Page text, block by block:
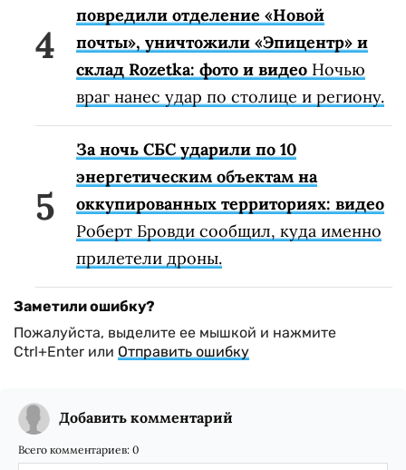
повредили отделение «Новой
почты», уничтожили «Эпицентр» и
склад Rozetka: фото и видео Ночью
враг нанес удар по столице и региону.
За ночь СБС ударили по 10
энергетическим объектам на
оккупированных территориях: видео
Роберт Бровди сообщил, куда именно
прилетели дроны.
Заметили ошибку?
Пожалуйста, выделите ее мышкой и нажмите
Ctrl+Enter или Отправить ошибку
Добавить комментарий
Всего комментариев: 0